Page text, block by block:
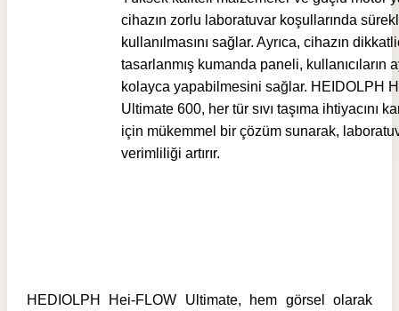
cihazın zorlu laboratuvar koşullarında
kullanılmasını sağlar. Ayrıca, cihazın
tasarlanmış kumanda paneli, kullanıcıların
kolayca yapabilmesini sağlar. HEIDOLPH
Ultimate 600, her tür sıvı taşıma ihtiyacını
için mükemmel bir çözüm sunarak,
verimliliği artırır.
HEDIOLPH Hei-FLOW Ultimate, hem görsel olarak